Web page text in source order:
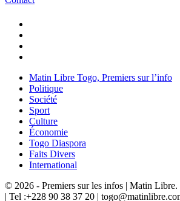
Matin Libre Togo, Premiers sur l’info
Politique
Société
Sport
Culture
Économie
Togo Diaspora
Faits Divers
International
© 2026 - Premiers sur les infos | Matin Libre.
| Tel :+228 90 38 37 20 |